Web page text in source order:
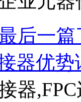
后一篇
器优势
器